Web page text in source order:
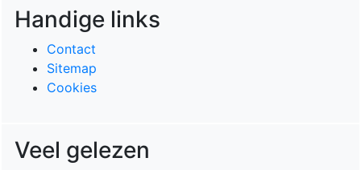
Handige links
Contact
Sitemap
Cookies
Veel gelezen